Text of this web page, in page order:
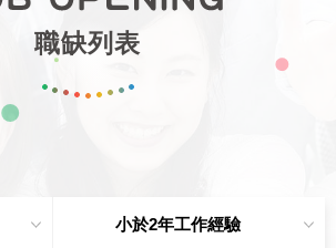
職缺列表
小於2年工作經驗